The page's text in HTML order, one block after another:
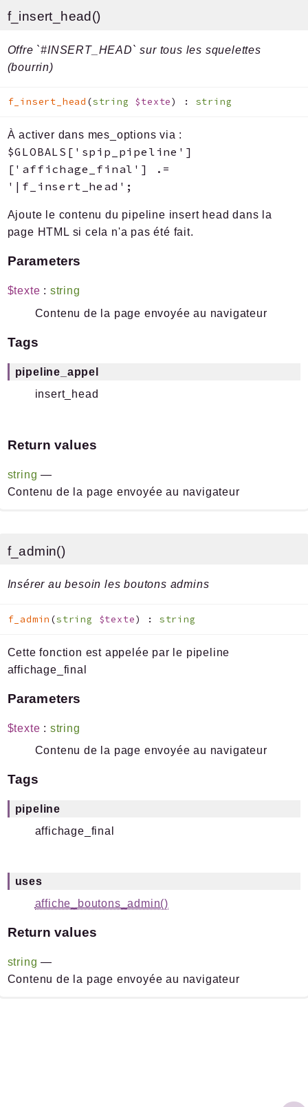
SPIP / Core
Compilateur
Exif
Reports
Deprecated
Errors
Indices
Files
Documentation générée le 06 08 2026 à 08h00
f_insert_head()
Offre `#INSERT_HEAD` sur tous les squelettes
(bourrin)
f_insert_head (string $texte) : string
À activer dans mes_options via :
$GLOBALS['spip_pipeline']
['affichage_final'] .=
'|f_insert_head';
Ajoute le contenu du pipeline insert head dans la
page HTML si cela n'a pas été fait.
Parameters
$texte : string
Contenu de la page envoyée au navigateur
Tags
pipeline_appel
insert_head
Return values
string —
Contenu de la page envoyée au navigateur
f_admin()
Insérer au besoin les boutons admins
f_admin (string $texte) : string
Cette fonction est appelée par le pipeline
affichage_final
Parameters
$texte : string
Contenu de la page envoyée au navigateur
Tags
pipeline
affichage_final
uses
affiche_boutons_admin()
Return values
string —
Contenu de la page envoyée au navigateur